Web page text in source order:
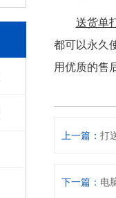
送货单
都可以永久
用优质的售
上一篇： 打
下一篇： 电